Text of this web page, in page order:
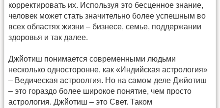
корректировать их. Используя это бесценное знание,
человек может стать значительно более успешным во
всех областях жизни – бизнесе, семье, поддержании
здоровья и так далее.
Джйотиш понимается современными людьми
несколько односторонне, как «Индийская астрология»
– Ведическая астроолгия. Но на самом деле Джйотиш
– это гораздо более широкое понятие, чем просто
астрология. Джйотиш – это Свет. Таком